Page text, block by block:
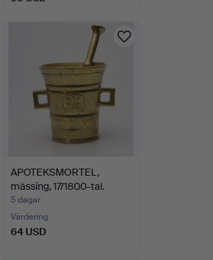
APOTEKSMORTEL,
mässing, 17/1800-tal.
5 dagar
Värdering
64 USD